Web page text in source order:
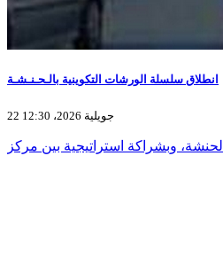
انطلاق سلسلة الورشات التكوينية بالـحـنـشـة
22 جويلية 2026، 12:30